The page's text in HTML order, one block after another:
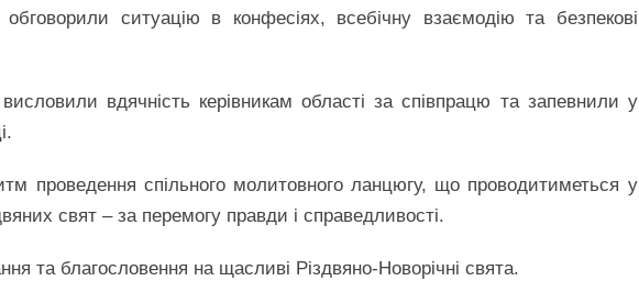
обговорили ситуацію в конфесіях, всебічну взаємодію та безпекові
вдячність керівникам області за співпрацю та запевнили у
проведення спільного молитовного ланцюгу, що проводитиметься у
свят – за перемогу правди і справедливості.
та благословення на щасливі Різдвяно-Новорічні свята.